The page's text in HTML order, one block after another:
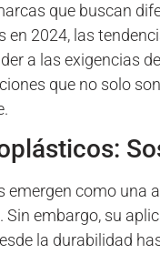
que buscan
en 2024, las
a las exigencias
que no solo
emergen como una
Sin embargo, su
la durabilidad